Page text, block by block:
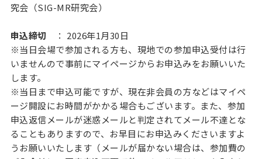
究会（SIG-MR研究会）
申込締切 ： 2026年1月30日
※当日会場で参加される方も、現地での参加申込受付は行
いませんので事前にマイページからお申込みをお願いいた
します。
※当日まで申込可能ですが、現在非会員の方などはマイペ
ージ開設にお時間がかかる場合もございます。また、参加
申込返信メールが迷惑メールと判定されてメール不達とな
ることもありますので、お早目にお申込みくださいますよ
うお願いいたします（メールが届かない場合は、参加費の